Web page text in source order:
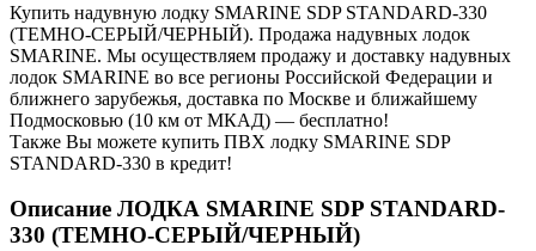
Купить надувную лодку SMARINE SDP STANDARD-330
(ТЕМНО-СЕРЫЙ/ЧЕРНЫЙ). Продажа надувных лодок
SMARINE. Мы осуществляем продажу и доставку надувных
лодок SMARINE во все регионы Российской Федерации и
ближнего зарубежья, доставка по Москве и ближайшему
Подмосковью (10 км от МКАД) — бесплатно!
Также Вы можете купить ПВХ лодку SMARINE SDP
STANDARD-330 в кредит!
Описание ЛОДКА SMARINE SDP STANDARD-
330 (ТЕМНО-СЕРЫЙ/ЧЕРНЫЙ)